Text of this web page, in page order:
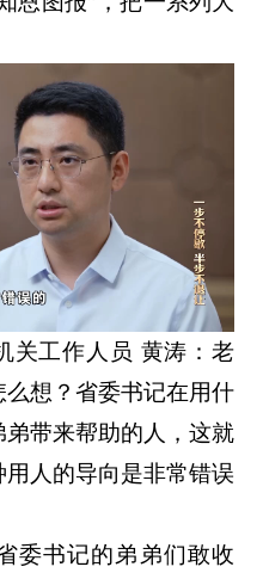
关工作人员 黄涛：老
想？省委书记在用什
带来帮助的人，这就
人的导向是非常错误
委书记的弟弟们敢收